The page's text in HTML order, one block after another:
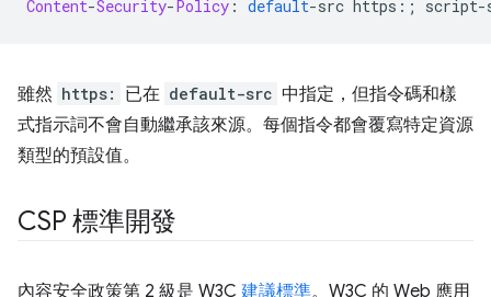
Content-Security-Policy : default-src https :; script-
雖然 https: 已在 default-src 中指定，但指令碼和樣
式指示詞不會自動繼承該來源。每個指令都會覆寫特定資源
類型的預設值。
CSP 標準開發
內容安全政策第 2 級是 W3C 建議標準。W3C 的 Web 應用